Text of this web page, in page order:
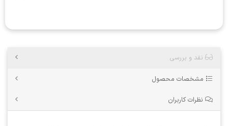
نقد و بررسی
مشخصات محصول
نظرات کاربران